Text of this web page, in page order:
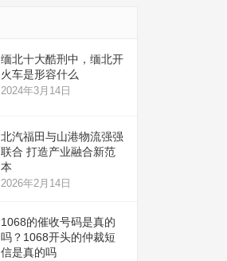
缅北十大酷刑中，缅北开
火车是形容什么
2024年3月14日
北汽福田与山港物流强强
联合 打造产业融合新范
本
2026年2月14日
1068的催收号码是真的
吗？1068开头的仲裁短
信是真的吗